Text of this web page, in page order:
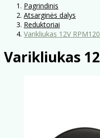
Pagrindinis
Atsarginės dalys
Reduktoriai
Varikliukas 12V
Varikliukas